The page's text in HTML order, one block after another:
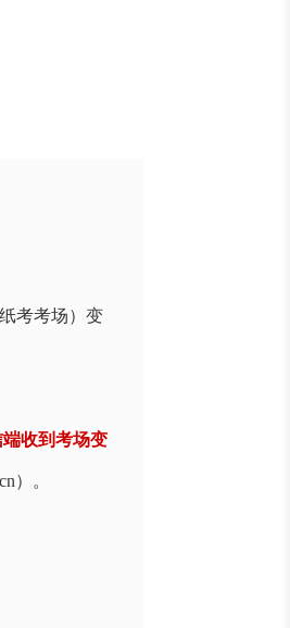
考考场）变
收到考场变
）。